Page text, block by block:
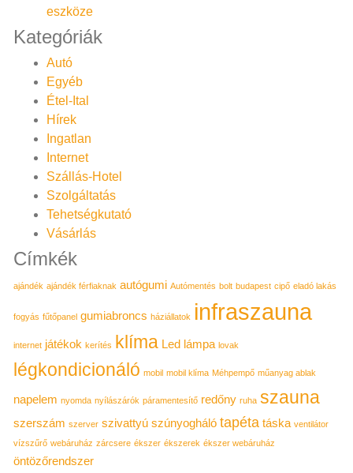
eszköze
Kategóriák
Autó
Egyéb
Étel-Ital
Hírek
Ingatlan
Internet
Szállás-Hotel
Szolgáltatás
Tehetségkutató
Vásárlás
Címkék
ajándék ajándék férfiaknak autógumi Autómentés bolt budapest cipő eladó lakás
fogyás fűtőpanel gumiabroncs háziállatok infraszauna
internet játékok kerítés klíma Led lámpa lovak
légkondicionáló mobil mobil klíma Méhpempő műanyag ablak
napelem nyomda nyílászárók páramentesítő redőny ruha szauna
szerszám szerver szivattyú szúnyogháló tapéta táska ventilátor
vízszűrő webáruház zárcsere ékszer ékszerek ékszer webáruház
öntözőrendszer